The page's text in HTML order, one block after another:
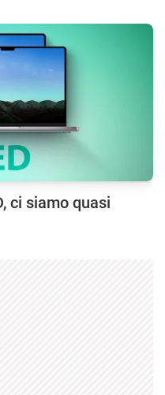
ci siamo quasi